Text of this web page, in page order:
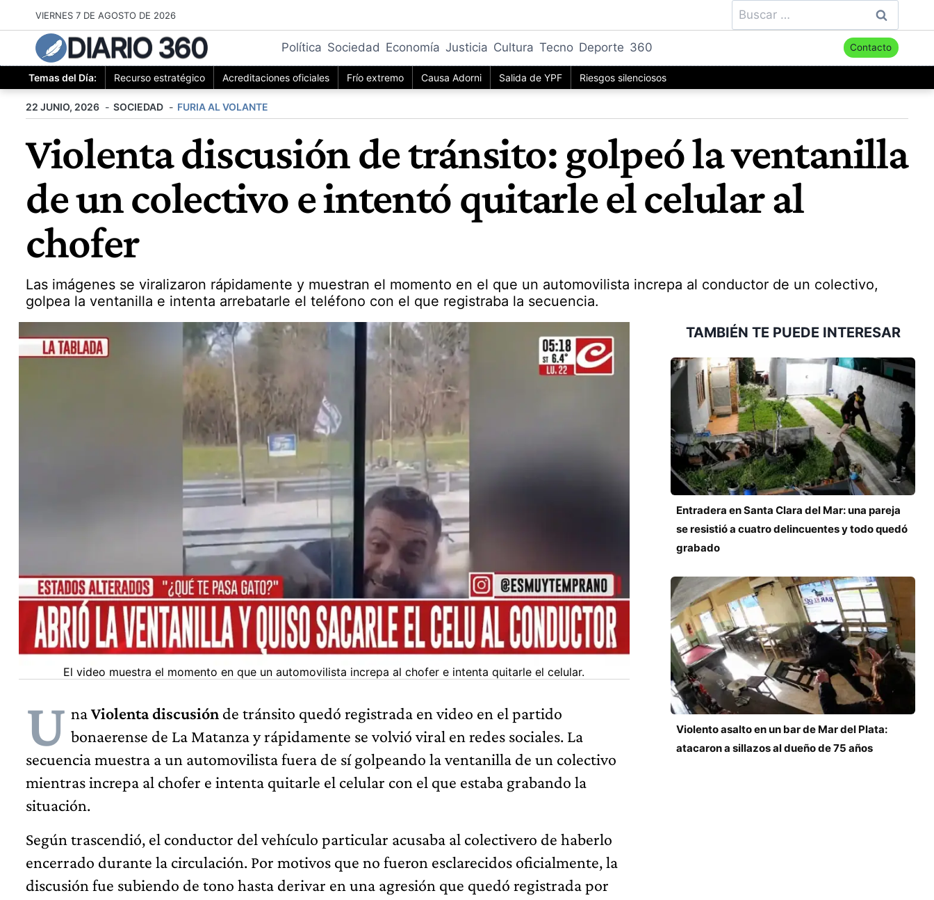
al
contenido
VIERNES 7 DE AGOSTO DE 2026 Buscar:
DIARIO 360 Política Sociedad Economía Justicia Cultura Tecno Deporte 360 Contacto
Temas del Día: Recurso estratégico Acreditaciones oficiales Frío extremo Causa Adorni Salida de YPF Riesgos silenciosos
22 JUNIO, 2026 SOCIEDAD FURIA AL VOLANTE
Violenta discusión de tránsito: golpeó la ventanilla
de un colectivo e intentó quitarle el celular al
chofer
Las imágenes se viralizaron rápidamente y muestran el momento en el que un automovilista increpa al conductor de un colectivo,
golpea la ventanilla e intenta arrebatarle el teléfono con el que registraba la secuencia.
El video muestra el momento en que un automovilista increpa al chofer e intenta quitarle el celular.
U naViolenta discusión de tránsito quedó registrada en video en el partido
bonaerense de La Matanza y rápidamente se volvió viral en redes sociales. La
secuencia muestra a un automovilista fuera de sí golpeando la ventanilla de un colectivo
mientras increpa al chofer e intenta quitarle el celular con el que estaba grabando la
situación.
Según trascendió, el conductor del vehículo particular acusaba al colectivero de haberlo
encerrado durante la circulación. Por motivos que no fueron esclarecidos oficialmente, la
discusión fue subiendo de tono hasta derivar en una agresión que quedó registrada por
TAMBIÉN TE PUEDE INTERESAR
Entradera en Santa Clara del Mar: una pareja
se resistió a cuatro delincuentes y todo quedó
grabado
Violento asalto en un bar de Mar del Plata:
atacaron a sillazos al dueño de 75 años